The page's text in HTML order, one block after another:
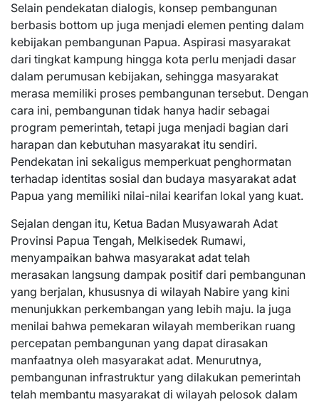
Selain pendekatan dialogis, konsep pembangunan
berbasis bottom up juga menjadi elemen penting dalam
kebijakan pembangunan Papua. Aspirasi masyarakat
dari tingkat kampung hingga kota perlu menjadi dasar
dalam perumusan kebijakan, sehingga masyarakat
merasa memiliki proses pembangunan tersebut. Dengan
cara ini, pembangunan tidak hanya hadir sebagai
program pemerintah, tetapi juga menjadi bagian dari
harapan dan kebutuhan masyarakat itu sendiri.
Pendekatan ini sekaligus memperkuat penghormatan
terhadap identitas sosial dan budaya masyarakat adat
Papua yang memiliki nilai-nilai kearifan lokal yang kuat.
Sejalan dengan itu, Ketua Badan Musyawarah Adat
Provinsi Papua Tengah, Melkisedek Rumawi,
menyampaikan bahwa masyarakat adat telah
merasakan langsung dampak positif dari pembangunan
yang berjalan, khususnya di wilayah Nabire yang kini
menunjukkan perkembangan yang lebih maju. Ia juga
menilai bahwa pemekaran wilayah memberikan ruang
percepatan pembangunan yang dapat dirasakan
manfaatnya oleh masyarakat adat. Menurutnya,
pembangunan infrastruktur yang dilakukan pemerintah
telah membantu masyarakat di wilayah pelosok dalam